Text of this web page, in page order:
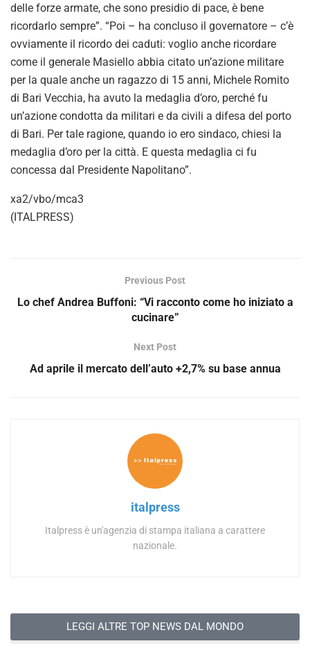
delle forze armate, che sono presidio di pace, è bene
ricordarlo sempre”. “Poi – ha concluso il governatore – c’è
ovviamente il ricordo dei caduti: voglio anche ricordare
come il generale Masiello abbia citato un’azione militare
per la quale anche un ragazzo di 15 anni, Michele Romito
di Bari Vecchia, ha avuto la medaglia d’oro, perché fu
un’azione condotta da militari e da civili a difesa del porto
di Bari. Per tale ragione, quando io ero sindaco, chiesi la
medaglia d’oro per la città. E questa medaglia ci fu
concessa dal Presidente Napolitano”.
xa2/vbo/mca3
(ITALPRESS)
Previous Post
Lo chef Andrea Buffoni: “Vi racconto come ho iniziato a
cucinare”
Next Post
Ad aprile il mercato dell’auto +2,7% su base annua
italpress
Italpress è un'agenzia di stampa italiana a carattere
nazionale.
LEGGI ALTRE TOP NEWS DAL MONDO